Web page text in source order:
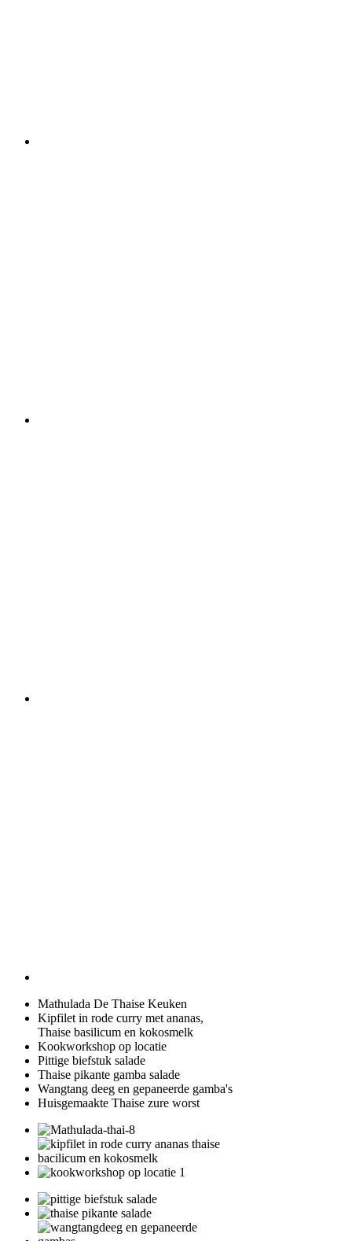
Mathulada De Thaise Keuken
Kipfilet in rode curry met ananas,
Thaise basilicum en kokosmelk
Kookworkshop op locatie
Pittige biefstuk salade
Thaise pikante gamba salade
Wangtang deeg en gepaneerde gamba's
Huisgemaakte Thaise zure worst